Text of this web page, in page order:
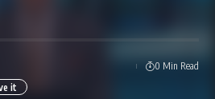
0 Min Read